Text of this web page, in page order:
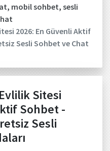
, mobil sohbet, sesli
2026: En Güvenli Aktif
Sesli Sohbet ve Chat
Sitesi
Sohbet -
Sesli